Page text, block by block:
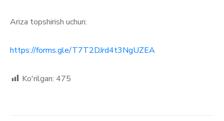
Ariza topshirish uchun:
https://forms.gle/T7T2DJrd4t3NgUZEA
Ko'rilgan: 475